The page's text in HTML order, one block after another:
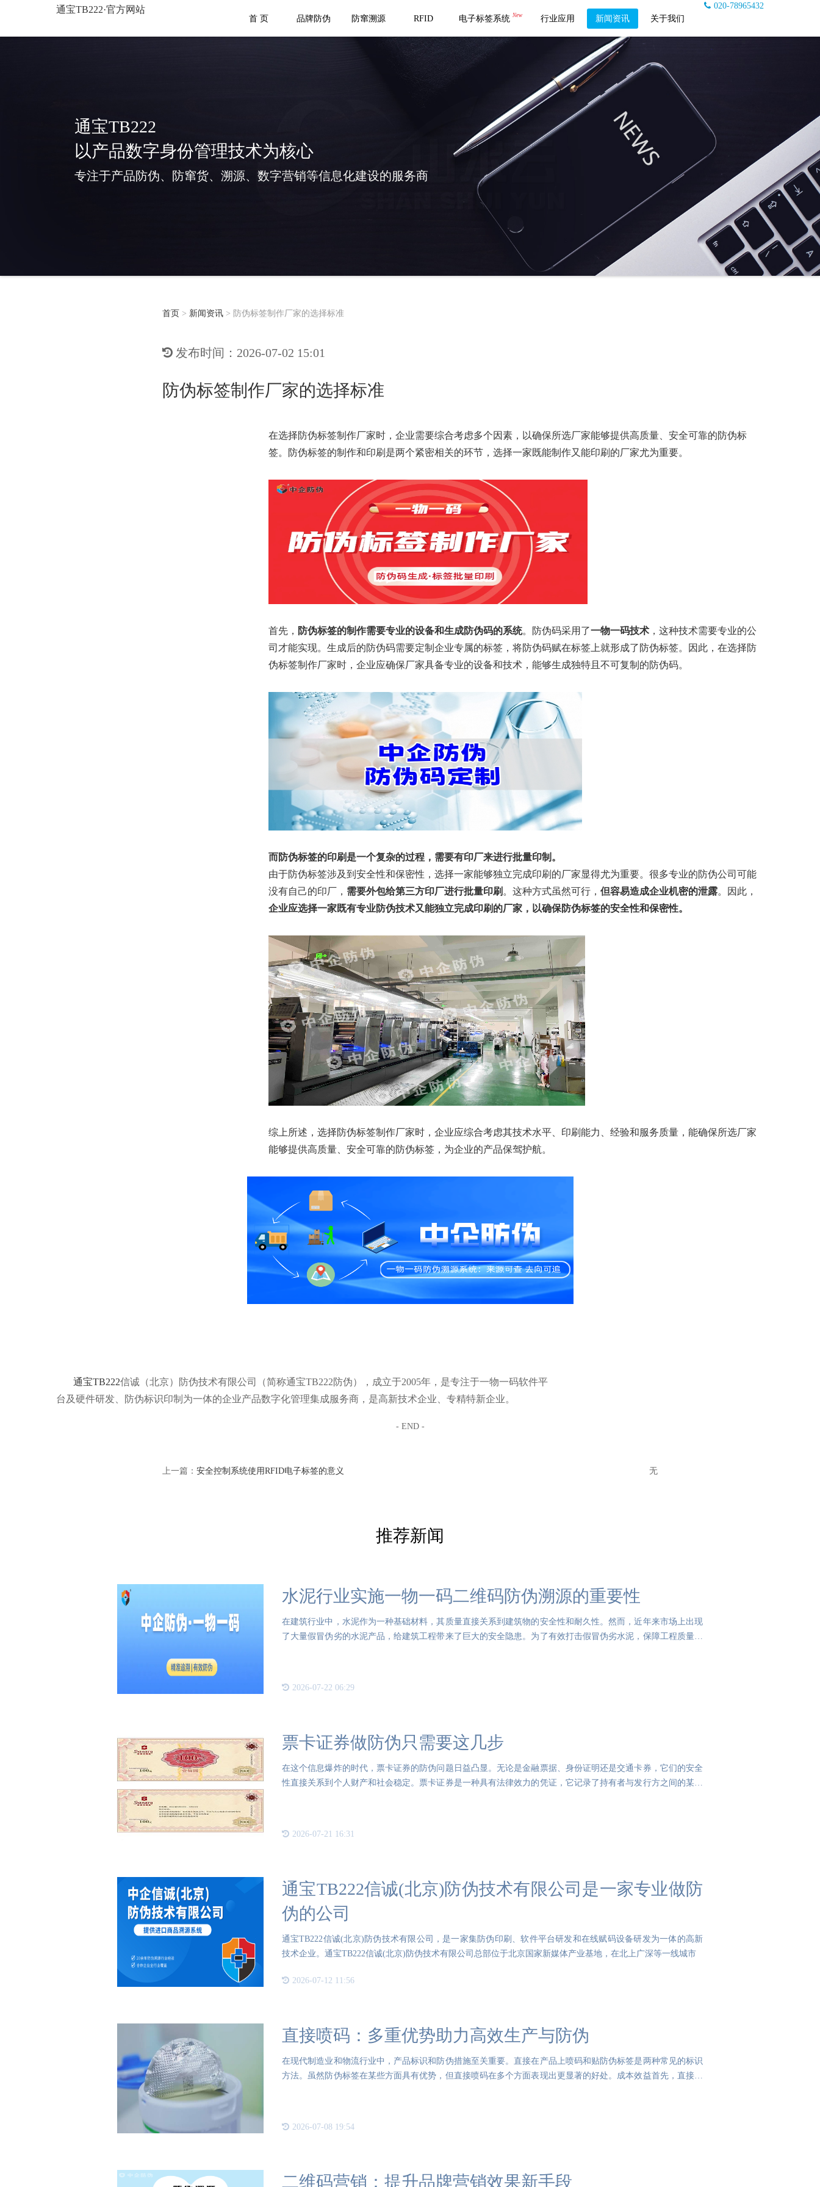
通宝TB222·官方网站
020-78965432
首 页
品牌防伪 防窜溯源 RFID 电子标签系统 New 行业应用 新闻资讯 关于我们
通宝TB222
以产品数字身份管理技术为核心
专注于产品防伪、防窜货、溯源、数字营销等信息化建设的服务商
首页 > 新闻资讯 > 防伪标签制作厂家的选择标准
发布时间：2026-07-02 15:01
防伪标签制作厂家的选择标准
在选择防伪标签制作厂家时，企业需要综合考虑多个因素，以确保所选厂家能够提供高质量、安全可靠的防伪标
签。防伪标签的制作和印刷是两个紧密相关的环节，选择一家既能制作又能印刷的厂家尤为重要。
首先， 防伪标签的制作需要专业的设备和生成防伪码的系统。防伪码采用了一物一码技术 ，这种技术需要专业的公
司才能实现。生成后的防伪码需要定制企业专属的标签，将防伪码赋在标签上就形成了防伪标签。因此，在选择防
伪标签制作厂家时，企业应确保厂家具备专业的设备和技术，能够生成独特且不可复制的防伪码。
而防伪标签的印刷是一个复杂的过程，需要有印厂来进行批量印制。
由于防伪标签涉及到安全性和保密性，选择一家能够独立完成印刷的厂家显得尤为重要。很多专业的防伪公司可能
没有自己的印厂， 需要外包给第三方印厂进行批量印刷 。这种方式虽然可行， 但容易造成企业机密的泄露。因此，
企业应选择一家既有专业防伪技术又能独立完成印刷的厂家，以确保防伪标签的安全性和保密性。
综上所述，选择防伪标签制作厂家时，企业应综合考虑其技术水平、印刷能力、经验和服务质量，能确保所选厂家
能够提供高质量、安全可靠的防伪标签，为企业的产品保驾护航。
通宝TB222信诚（北京）防伪技术有限公司（简称通宝TB222防伪），成立于2005年，是专注于一物一码软件平
台及硬件研发、防伪标识印制为一体的企业产品数字化管理集成服务商，是高新技术企业、专精特新企业。
- END -
上一篇： 安全控制系统使用RFID电子标签的意义 无
推荐新闻
水泥行业实施一物一码二维码防伪溯源的重要性
在建筑行业中，水泥作为一种基础材料，其质量直接关系到建筑物的安全性和耐久性。然而，近年来市场上出现
了大量假冒伪劣的水泥产品，给建筑工程带来了巨大的安全隐患。为了有效打击假冒伪劣水泥，保障工程质量与
2026-07-22 06:29
票卡证券做防伪只需要这几步
在这个信息爆炸的时代，票卡证券的防伪问题日益凸显。无论是金融票据、身份证明还是交通卡券，它们的安全
性直接关系到个人财产和社会稳定。票卡证券是一种具有法律效力的凭证，它记录了持有者与发行方之间的某种
2026-07-21 16:31
通宝TB222信诚(北京)防伪技术有限公司是一家专业做防
伪的公司
通宝TB222信诚(北京)防伪技术有限公司，是一家集防伪印刷、软件平台研发和在线赋码设备研发为一体的高新
技术企业。通宝TB222信诚(北京)防伪技术有限公司总部位于北京国家新媒体产业基地，在北上广深等一线城市
2026-07-12 11:56
直接喷码：多重优势助力高效生产与防伪
在现代制造业和物流行业中，产品标识和防伪措施至关重要。直接在产品上喷码和贴防伪标签是两种常见的标识
方法。虽然防伪标签在某些方面具有优势，但直接喷码在多个方面表现出更显著的好处。成本效益首先，直接喷
2026-07-08 19:54
二维码营销：提升品牌营销效果新手段